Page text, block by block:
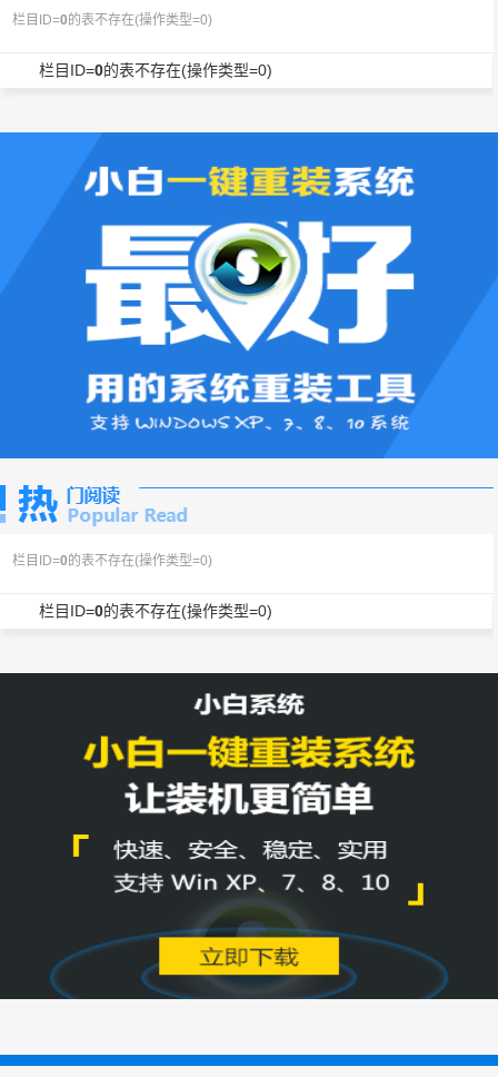
栏目ID=0的表不存在(操作类型=0)
栏目ID=0的表不存在(操作类型=0)
栏目ID=0的表不存在(操作类型=0)
栏目ID=0的表不存在(操作类型=0)